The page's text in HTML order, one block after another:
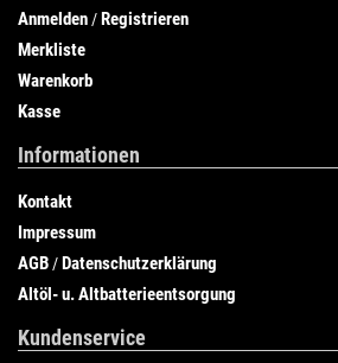
Anmelden /Registrieren
Merkliste
Warenkorb
Kasse
Informationen
Kontakt
Impressum
AGB /Datenschutzerklärung
Altöl- u. Altbatterieentsorgung
Kundenservice